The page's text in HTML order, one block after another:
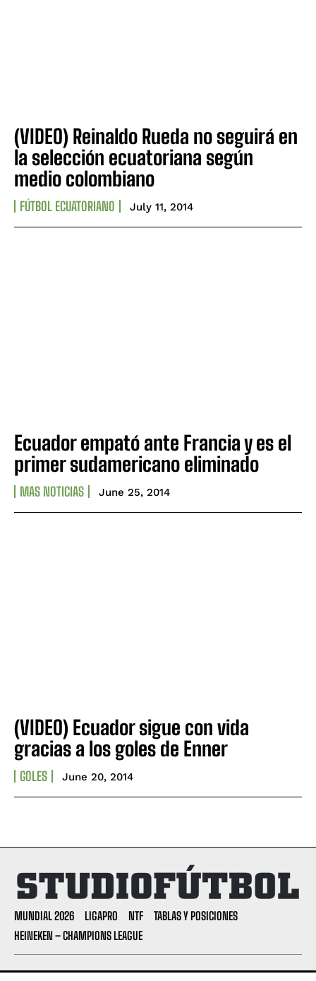
(VIDEO) Reinaldo Rueda no seguirá en
la selección ecuatoriana según
medio colombiano
FÚTBOL ECUATORIANO July 11, 2014
Ecuador empató ante Francia y es el
primer sudamericano eliminado
MAS NOTICIAS June 25, 2014
(VIDEO) Ecuador sigue con vida
gracias a los goles de Enner
GOLES June 20, 2014
MUNDIAL 2026 LIGAPRO NTF
TABLAS Y POSICIONES
HEINEKEN – CHAMPIONS LEAGUE